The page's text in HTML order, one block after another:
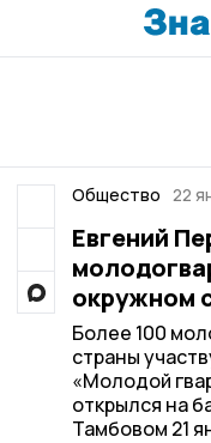
Общество 22
Евгений
окружном
Более 100
страны
«Молодой
открылся на
Тамбовом 21